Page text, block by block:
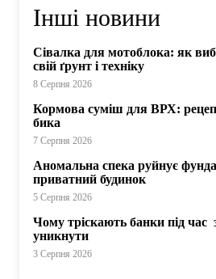
Інші новини
Сівалка для мотоблока: як
свій ґрунт і техніку
8 Серпня 2026
Кормова суміш для ВРХ:
бика
7 Серпня 2026
Аномальна спека руйнує
приватний будинок
5 Серпня 2026
Чому тріскають банки під час
уникнути
3 Серпня 2026